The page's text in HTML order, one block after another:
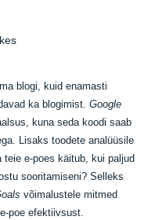
blogi, kuid enamasti
ka blogimist. Google
kuna seda koodi saab
Lisaks toodete analüüsile
e-poes käitub, kui paljud
sooritamiseni? Selleks
võimalustele mitmed
poe efektiivsust.